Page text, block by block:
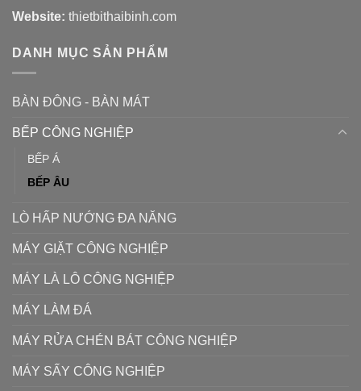
Website: thietbithaibinh.com
DANH MỤC SẢN PHẨM
BÀN ĐÔNG - BÀN MÁT
BẾP CÔNG NGHIỆP
BẾP Á
BẾP ÂU
LÒ HẤP NƯỚNG ĐA NĂNG
MÁY GIẶT CÔNG NGHIỆP
MÁY LÀ LÔ CÔNG NGHIỆP
MÁY LÀM ĐÁ
MÁY RỬA CHÉN BÁT CÔNG NGHIỆP
MÁY SẤY CÔNG NGHIỆP